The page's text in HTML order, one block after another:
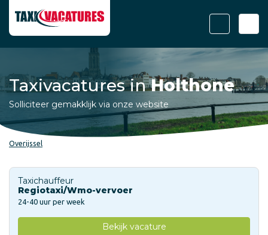
Taxivacatures inHolthone
Solliciteer gemakklijk via onze website
Overijssel
Taxichauffeur
Regiotaxi/Wmo-vervoer
24-40 uur per week
Bekijk vacature